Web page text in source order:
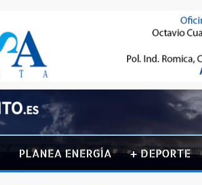
PLANEA ENERGÍA + DEPORTE